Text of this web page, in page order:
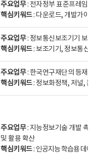
주요업무: 전자정부 표준프레임
핵심키워드: 다운로드, 개발가이
주요업무: 정보통신보조기기 보
핵심키워드: 보조기기, 정보통신
주요업무: 한국연구재단의 등재
핵심키워드: 정보화정책, 저널,
주요업무: 지능정보기술 개발 촉
및 활용 확산
핵심키워드: 인공지능 학습용 데